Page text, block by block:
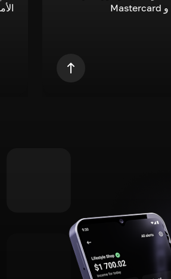
و Mastercard